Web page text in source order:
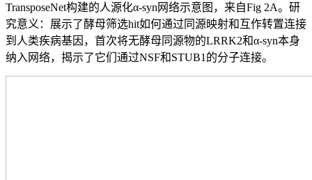
TransposeNet构建的人源化α-syn网络示意图，来自Fig 2A。研
究意义：展示了酵母筛选hit如何通过同源映射和互作转置连接
到人类疾病基因，首次将无酵母同源物的LRRK2和α-syn本身
纳入网络，揭示了它们通过NSF和STUB1的分子连接。